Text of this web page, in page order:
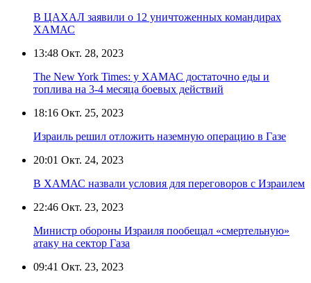
В ЦАХАЛ заявили о 12 уничтоженных командирах
ХАМАС
13:48 Окт. 28, 2023
The New York Times: у ХАМАС достаточно еды и
топлива на 3-4 месяца боевых действий
18:16 Окт. 25, 2023
Израиль решил отложить наземную операцию в Газе
20:01 Окт. 24, 2023
В ХАМАС назвали условия для переговоров с Израилем
22:46 Окт. 23, 2023
Министр обороны Израиля пообещал «смертельную»
атаку на сектор Газа
09:41 Окт. 23, 2023